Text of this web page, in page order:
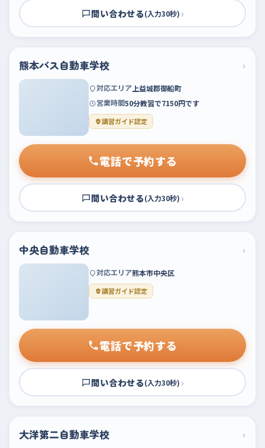
問い合わせる(入力30秒) ›
熊本バス自動車学校 ›
対応エリア 上益城郡御船町
営業時間50分教習で7150円です
講習ガイド認定
電話で予約する
問い合わせる(入力30秒) ›
中央自動車学校 ›
対応エリア熊本市中央区
講習ガイド認定
電話で予約する
問い合わせる(入力30秒) ›
大洋第二自動車学校 ›